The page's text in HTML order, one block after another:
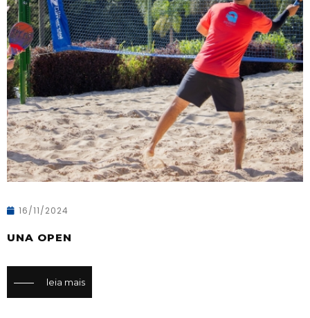
16/11/2024
UNA OPEN
leia mais